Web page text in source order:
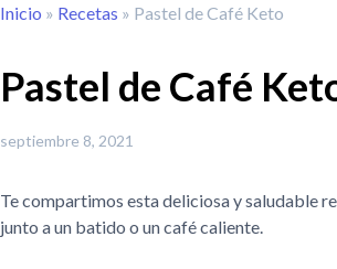
Inicio » Recetas » Pastel de Café Keto
Pastel de Café
septiembre 8, 2021
Te compartimos esta deliciosa y saludable
junto a un batido o un café caliente.